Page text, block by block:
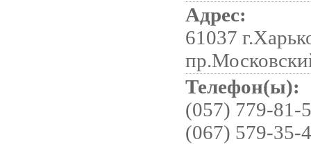
Адрес:
61037
Телефон(ы):
(057) 779-81-
(067) 579-35-